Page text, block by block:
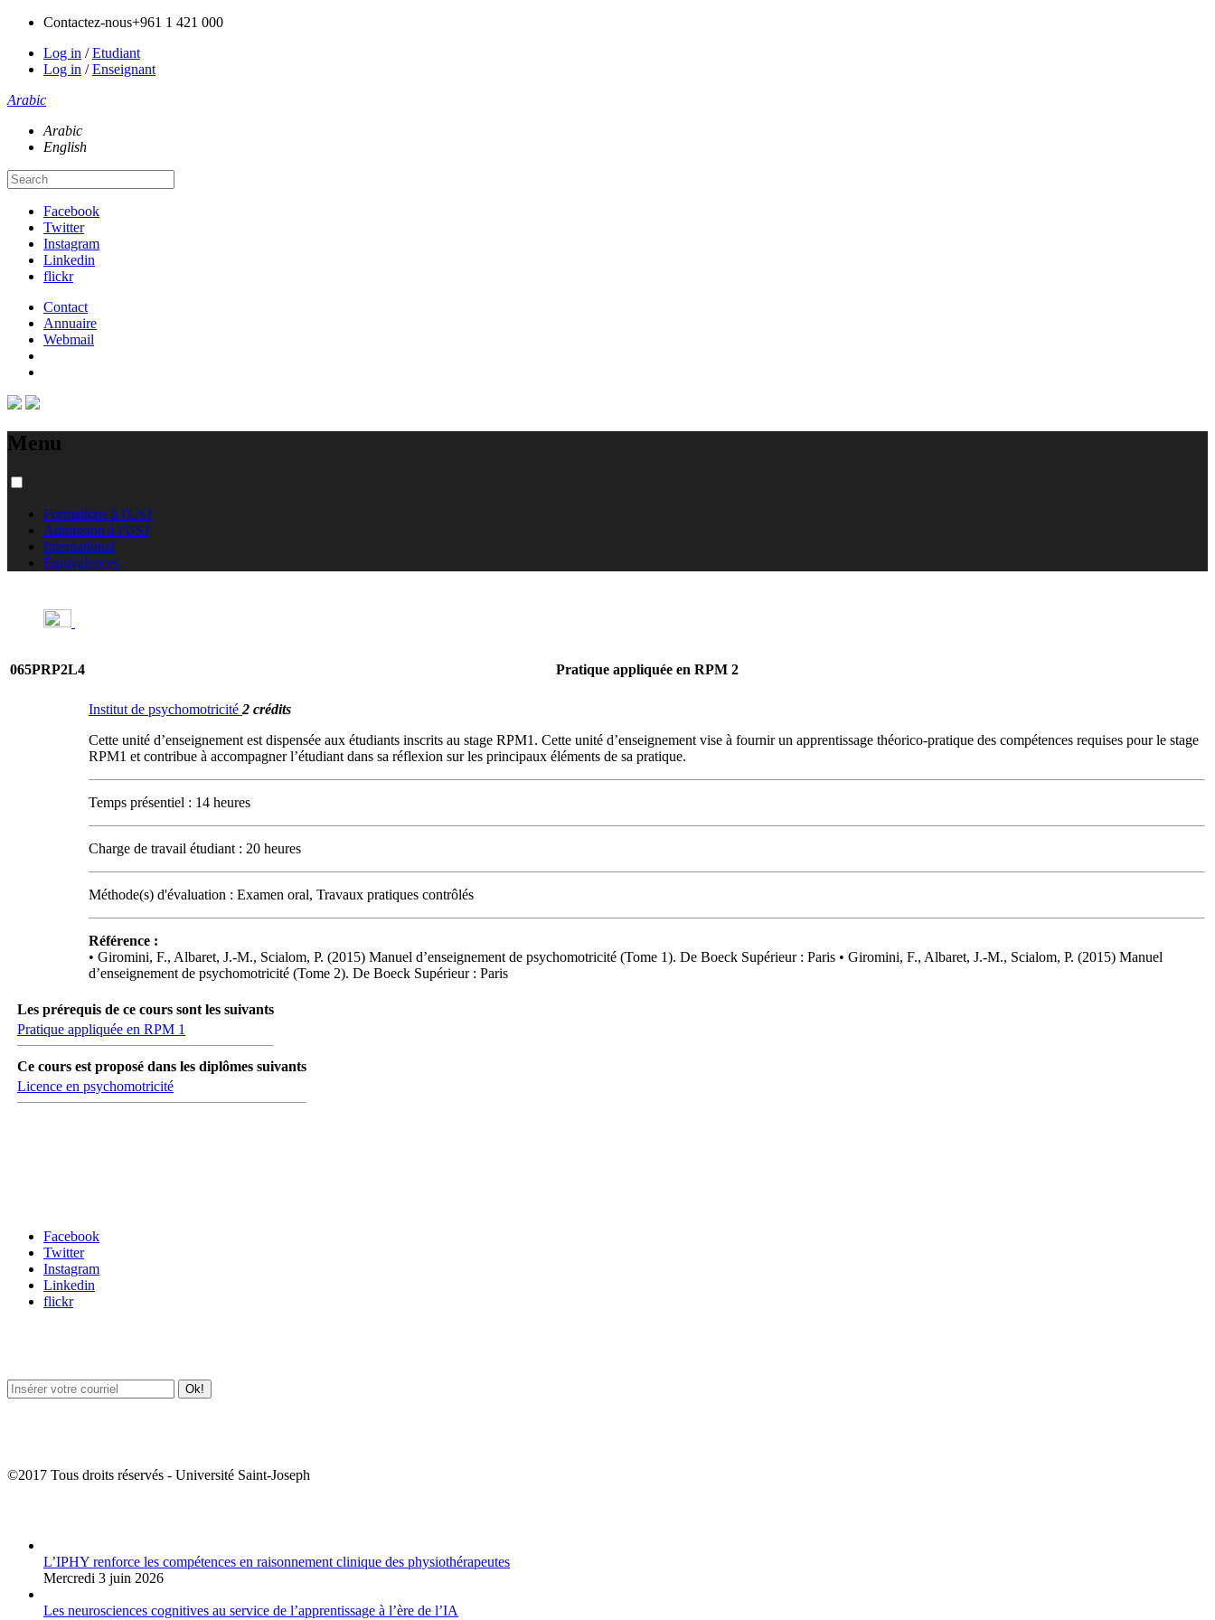
Contactez-nous+961 1 421 000
Log in /Etudiant
Log in /Enseignant
Arabic
Arabic
English
Facebook
Twitter
Instagram
Linkedin
flickr
Contact
Annuaire
Webmail
Menu
Formations à l'USJ
Admission à l'USJ
International
Équivalences
065PRP2L4 Pratique appliquée en RPM 2
Institut de psychomotricité 2 crédits
Cette unité d’enseignement est dispensée aux étudiants inscrits au stage RPM1. Cette unité d’enseignement vise à fournir un apprentissage théorico-pratique des compétences requises pour le stage
RPM1 et contribue à accompagner l’étudiant dans sa réflexion sur les principaux éléments de sa pratique.
Temps présentiel : 14 heures
Charge de travail étudiant : 20 heures
Méthode(s) d'évaluation : Examen oral, Travaux pratiques contrôlés
Référence :
• Giromini, F., Albaret, J.-M., Scialom, P. (2015) Manuel d’enseignement de psychomotricité (Tome 1). De Boeck Supérieur : Paris • Giromini, F., Albaret, J.-M., Scialom, P. (2015) Manuel
d’enseignement de psychomotricité (Tome 2). De Boeck Supérieur : Paris
Les prérequis de ce cours sont les suivants
Pratique appliquée en RPM 1
Ce cours est proposé dans les diplômes suivants
Licence en psychomotricité
Facebook
Twitter
Instagram
Linkedin
flickr
©2017 Tous droits réservés - Université Saint-Joseph
L’IPHY renforce les compétences en raisonnement clinique des physiothérapeutes
Mercredi 3 juin 2026
Les neurosciences cognitives au service de l’apprentissage à l’ère de l’IA